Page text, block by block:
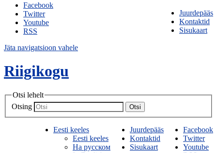
Juurdepääs
Kontaktid
Sisukaart
Facebook
Twitter
Youtube
RSS
Jäta navigatsioon vahele
Riigikogu
Otsi lehelt
Otsing
Otsi
Facebook
Twitter
Youtube
Juurdepääs
Kontaktid
Sisukaart
Eesti keeles
Eesti keeles
На русском